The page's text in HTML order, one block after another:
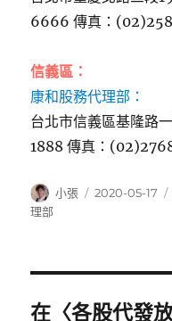
6666 傳真：
信義區：
康和股務代理部：
台北市信義區基隆路
1888 傳真：
作
小張
發
2020-05-17
理部
在〈各股代發